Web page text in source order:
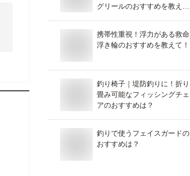
グリールのおすすめを教えて
携帯性重視！浮力がある救命
浮き輪のおすすめを教えて！
釣り椅子｜堤防釣りに！折り
畳み可能なフィッシングチェ
アのおすすめは？
釣りで使うフェイスガードの
おすすめは？